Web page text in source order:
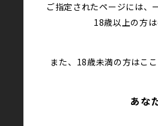
ご指定されたページには、
18歳以上の方
また、18歳未満の方はこ
あな